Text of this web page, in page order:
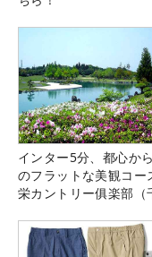
インター5分、都心か
のフラットな美観コー
栄カントリー俱楽部（